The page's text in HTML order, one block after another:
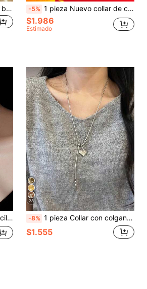
1 Collar de cuentas de moda bohemia casual de dopamina, adecuado para uso diario, vacaciones, viajes, uso casual, un regalo de joyería de moda -5% 1 pieza Nuevo collar de cadena con flor de circonita plateada de moda
$1.986
Estimado
1 pieza Collar elegante y sencillo de color plata con trébol de la suerte y incrustaciones de rhinestones, adecuado como regalo para chicas, San Valentín, mamá, madre, Día de la Madre
28
-8% 1 pieza Collar con colgante de corazón plateado minimalista y elegante, collar de cadena larga para mujer, adecuado para fiestas, regalos y uso diario
$1.555